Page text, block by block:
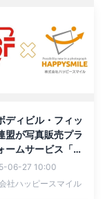
ディビル・フィッ
盟が写真販売プラ
ームサービス「み
もいで .com」を
06-27 10:00
社ハッピースマイル